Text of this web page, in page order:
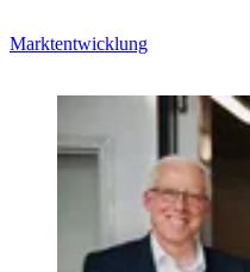
Marktentwicklung